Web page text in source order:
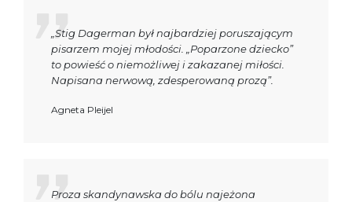
„Stig Dagerman był najbardziej poruszającym
pisarzem mojej młodości. „Poparzone dziecko”
to powieść o niemożliwej i zakazanej miłości.
Napisana nerwową, zdesperowaną prozą”.
Agneta Pleijel
Proza skandynawska do bólu najeżona